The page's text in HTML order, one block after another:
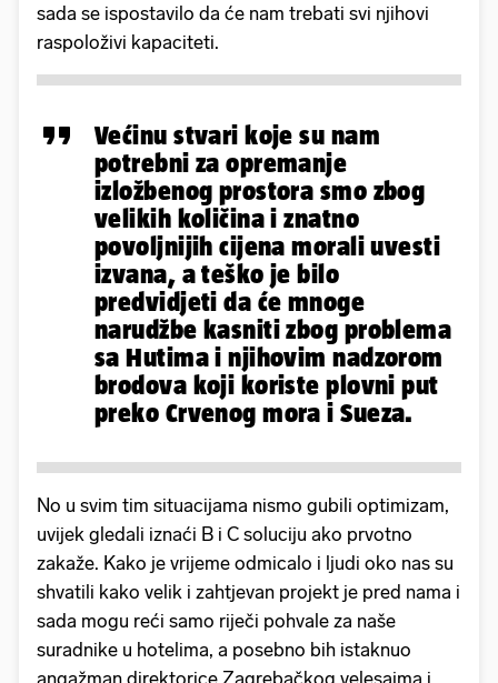
sada se ispostavilo da će nam trebati svi njihovi
raspoloživi kapaciteti.
Većinu stvari koje su nam
potrebni za opremanje
izložbenog prostora smo zbog
velikih količina i znatno
povoljnijih cijena morali uvesti
izvana, a teško je bilo
predvidjeti da će mnoge
narudžbe kasniti zbog problema
sa Hutima i njihovim nadzorom
brodova koji koriste plovni put
preko Crvenog mora i Sueza.
No u svim tim situacijama nismo gubili optimizam,
uvijek gledali iznaći B i C soluciju ako prvotno
zakaže. Kako je vrijeme odmicalo i ljudi oko nas su
shvatili kako velik i zahtjevan projekt je pred nama i
sada mogu reći samo riječi pohvale za naše
suradnike u hotelima, a posebno bih istaknuo
angažman direktorice Zagrebačkog velesajma i